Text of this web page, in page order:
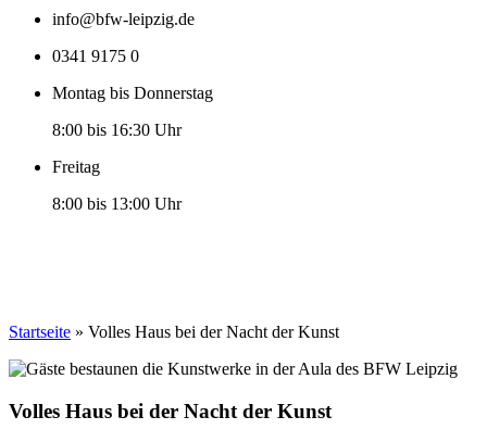
info@bfw-leipzig.de
0341 9175 0
Montag bis Donnerstag
8:00 bis 16:30 Uhr
Freitag
8:00 bis 13:00 Uhr
Startseite » Volles Haus bei der Nacht der Kunst
Volles Haus bei der Nacht der Kunst